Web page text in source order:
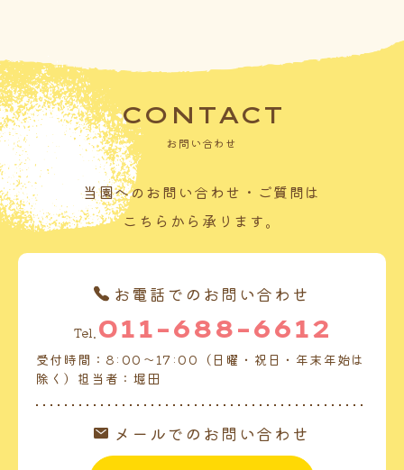
CONTACT
お問い合わせ
当園へのお問い合わせ・ご質問は
こちらから承ります。
お電話でのお問い合わせ
Tel. 011-688-6612
受付時間：8:00～17:00（日曜・祝日・年末年始は
除く）担当者：堀田
メールでのお問い合わせ